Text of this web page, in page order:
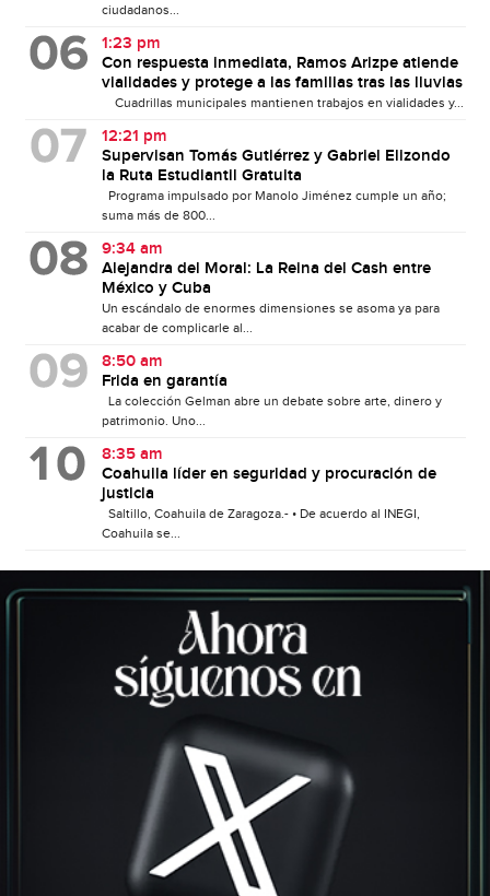
ciudadanos...
1:23 pm
Con respuesta inmediata, Ramos Arizpe atiende
vialidades y protege a las familias tras las lluvias
Cuadrillas municipales mantienen trabajos en vialidades y...
12:21 pm
Supervisan Tomás Gutiérrez y Gabriel Elizondo
la Ruta Estudiantil Gratuita
Programa impulsado por Manolo Jiménez cumple un año;
suma más de 800...
9:34 am
Alejandra del Moral: La Reina del Cash entre
México y Cuba
Un escándalo de enormes dimensiones se asoma ya para
acabar de complicarle al...
8:50 am
Frida en garantía
La colección Gelman abre un debate sobre arte, dinero y
patrimonio. Uno...
8:35 am
Coahuila líder en seguridad y procuración de
justicia
Saltillo, Coahuila de Zaragoza.- • De acuerdo al INEGI,
Coahuila se...